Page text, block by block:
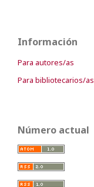
Información
Para autores/as
Para bibliotecarios/as
Número actual